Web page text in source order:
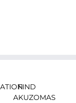
FIND
AKUZOMAS